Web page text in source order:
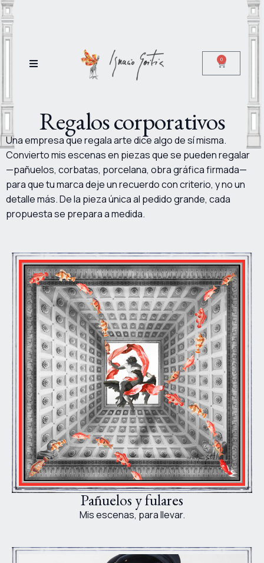
0
Regalos corporativos
Una empresa que regala arte dice algo de sí misma.
Convierto mis escenas en piezas que se pueden regalar
—pañuelos, corbatas, porcelana, obra gráfica firmada—
para que tu marca deje un recuerdo con criterio, y no un
detalle más. De la pieza única al pedido grande, cada
propuesta se prepara a medida.
Pañuelos y fulares
Mis escenas, para llevar.